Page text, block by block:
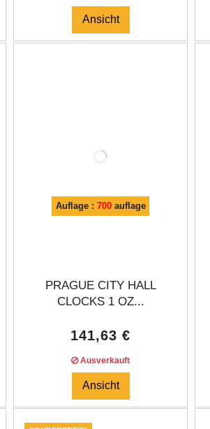
Ansicht
Auflage : 700auflage
PRAGUE CITY HALL
CLOCKS 1 OZ...
141,63 €
Ausverkauft
Ansicht